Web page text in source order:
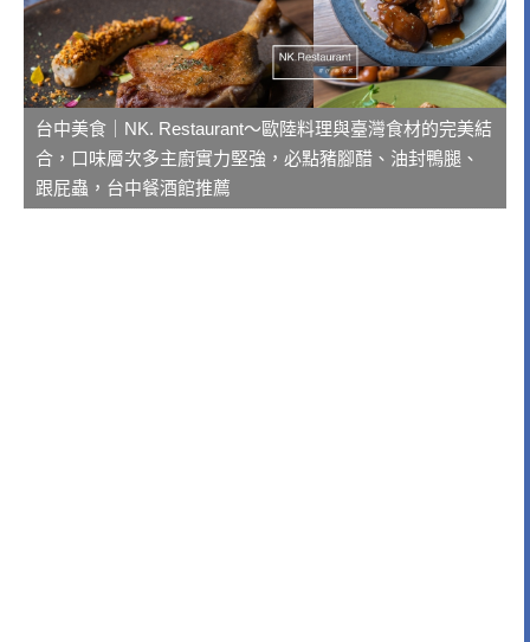
台中美食｜NK. Restaurant～歐陸料理與臺灣食材的完美結
合，口味層次多主廚實力堅強，必點豬腳醋、油封鴨腿、
跟屁蟲，台中餐酒館推薦